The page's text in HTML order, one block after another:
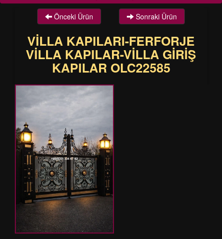
Önceki Ürün Sonraki Ürün
VİLLA KAPILARI-FERFORJE
VİLLA KAPILAR-VİLLA GİRİŞ
KAPILAR OLC22585